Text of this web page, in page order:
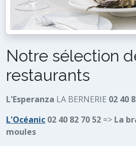
Notre sélection
restaurants
L'Esperanza LA BERNERIE 02 40
L'Océanic 02 40 82 70 52 => La
moules